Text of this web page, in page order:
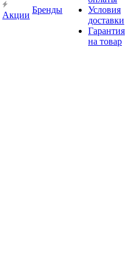
Акции
Бренды
Условия
доставки
Гарантия
на товар